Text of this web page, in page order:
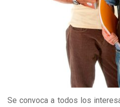
Se convoca a todos los